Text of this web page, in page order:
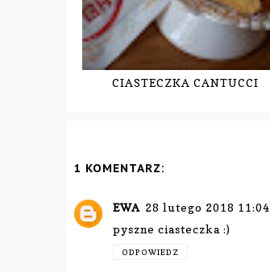
CIASTECZKA CANTUCCI
1 KOMENTARZ:
EWA 28 lutego 2018 11:04
pyszne ciasteczka :)
ODPOWIEDZ